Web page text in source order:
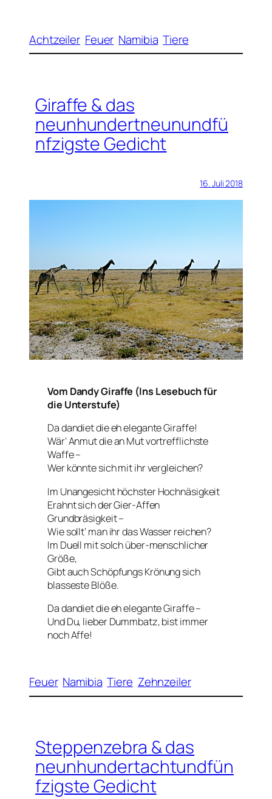
Achtzeiler Feuer Namibia Tiere
Giraffe & das
neunhundertneunundfü
nfzigste Gedicht
16. Juli 2018
Vom Dandy Giraffe (Ins Lesebuch für
die Unterstufe)
Da dandiet die eh elegante Giraffe!
Wär‘ Anmut die an Mut vortrefflichste
Waffe –
Wer könnte sich mit ihr vergleichen?
Im Unangesicht höchster Hochnäsigkeit
Erahnt sich der Gier-Affen
Grundbräsigkeit –
Wie sollt‘ man ihr das Wasser reichen?
Im Duell mit solch über-menschlicher
Größe,
Gibt auchSchöpfungs Krönungsich
blasseste Blöße.
Da dandiet die eh elegante Giraffe –
Und Du, lieber Dummbatz, bist immer
noch Affe!
Feuer Namibia Tiere Zehnzeiler
Steppenzebra & das
neunhundertachtundfün
fzigste Gedicht